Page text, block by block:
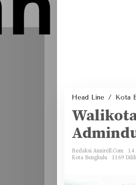
Head Line / Kota
Redaksi Annirell.Com
14
Kota Bengkulu
1169